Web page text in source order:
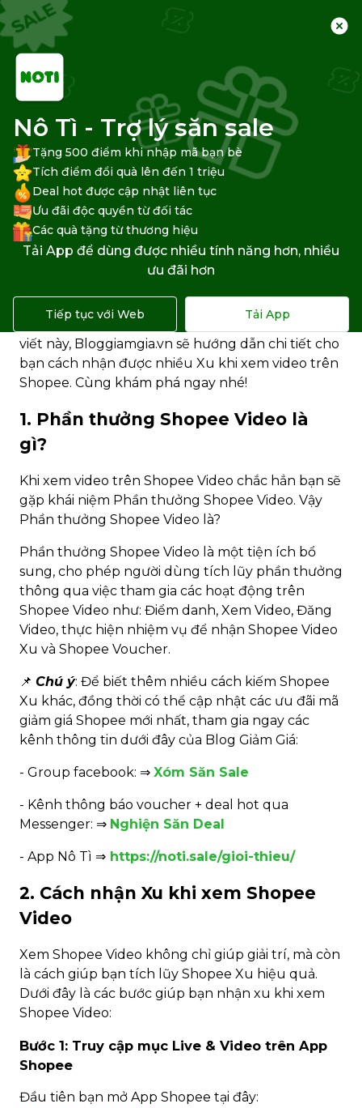
Trang chủ
Shopee
Săn voucher Shopee
Làm sao để nhận Xu khi xem
Shopee Video?
Shopee Video
mua sắm? Nếu bạn chưa biết cách nhận Xu khi
xem video trên Shopee, đừng lo lắng! Trong bài
viết này, Bloggiamgia.vn sẽ hướng dẫn chi tiết cho
bạn cách nhận được nhiều Xu khi xem video trên
Shopee. Cùng khám phá ngay nhé!
1. Phần thưởng Shopee Video là
gì?
Khi xem video trên Shopee Video chắc hẳn bạn sẽ
gặp khái niệm Phần thưởng Shopee Video. Vậy
Phần thưởng Shopee Video là?
Phần thưởng Shopee Video là một tiện ích bổ
sung, cho phép người dùng tích lũy phần thưởng
thông qua việc tham gia các hoạt động trên
Shopee Video như: Điểm danh, Xem Video, Đăng
Video, thực hiện nhiệm vụ để nhận Shopee Video
Xu và Shopee Voucher.
📌 Chú ý: Để biết thêm nhiều cách kiếm Shopee
Xu khác, đồng thời có thể cập nhật các ưu đãi mã
giảm giá Shopee mới nhất, tham gia ngay các
kênh thông tin dưới đây của Blog Giảm Giá:
- Group facebook: ⇒ Xóm Săn Sale
- Kênh thông báo voucher + deal hot qua
Messenger: ⇒ Nghiện Săn Deal
- App Nô Tì ⇒ https://noti.sale/gioi-thieu/
2. Cách nhận Xu khi xem Shopee
Video
Xem Shopee Video không chỉ giúp giải trí, mà còn
là cách giúp bạn tích lũy Shopee Xu hiệu quả.
Dưới đây là các bước giúp bạn nhận xu khi xem
Shopee Video:
Bước 1: Truy cập mục Live & Video trên App
Shopee
Đầu tiên bạn mở App Shopee tại đây:
Nô Tì - Trợ lý săn sale
Tặng 500 điểm khi nhập mã bạn bè
Tích điểm đổi quà lên đến 1 triệu
Deal hot được cập nhật liên tục
Ưu đãi độc quyền từ đối tác
Các quà tặng từ thương hiệu
Tải App để dùng được nhiều tính năng hơn, nhiều
ưu đãi hơn
Tiếp tục với Web Tải App